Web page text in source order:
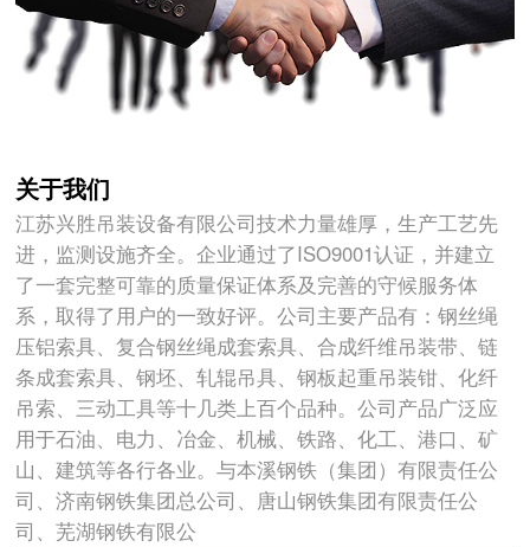
关于我们
江苏兴胜吊装设备有限公司技术力量雄厚，生产工艺先
进，监测设施齐全。企业通过了ISO9001认证，并建立
了一套完整可靠的质量保证体系及完善的守候服务体
系，取得了用户的一致好评。公司主要产品有：钢丝绳
压铝索具、复合钢丝绳成套索具、合成纤维吊装带、链
条成套索具、钢坯、轧辊吊具、钢板起重吊装钳、化纤
吊索、三动工具等十几类上百个品种。公司产品广泛应
用于石油、电力、冶金、机械、铁路、化工、港口、矿
山、建筑等各行各业。与本溪钢铁（集团）有限责任公
司、济南钢铁集团总公司、唐山钢铁集团有限责任公
司、芜湖钢铁有限公